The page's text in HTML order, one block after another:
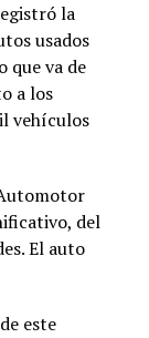
la
usados
que va de
a los
vehículos
del
El auto
este